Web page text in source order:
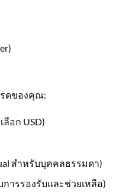
รดของคุณ:
อก USD)
สำหรับบุคคลธรรมดา)
ารรองรับและช่วยเหลือ)